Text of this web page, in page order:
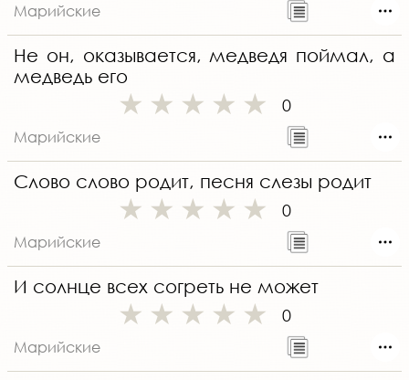
Марийские
Не он, оказывается, медведя поймал, а
медведь его
0
Марийские
Слово слово родит, песня слезы родит
0
Марийские
И солнце всех согреть не может
0
Марийские